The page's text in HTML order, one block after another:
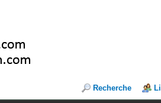
Recherche